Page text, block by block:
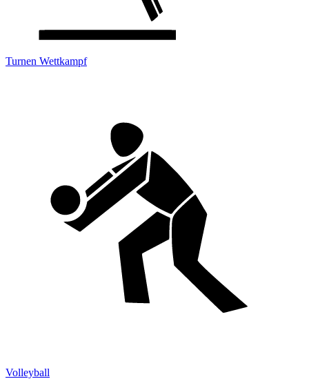
Turnen Wettkampf
Volleyball